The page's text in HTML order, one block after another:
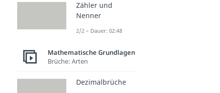
Zähler und
Nenner
2/2 – Dauer: 02:48
Mathematische Grundlagen
Brüche: Arten
Dezimalbrüche